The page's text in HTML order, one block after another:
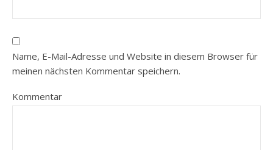
Name, E-Mail-Adresse und Website in diesem Browser für
meinen nächsten Kommentar speichern.
Kommentar